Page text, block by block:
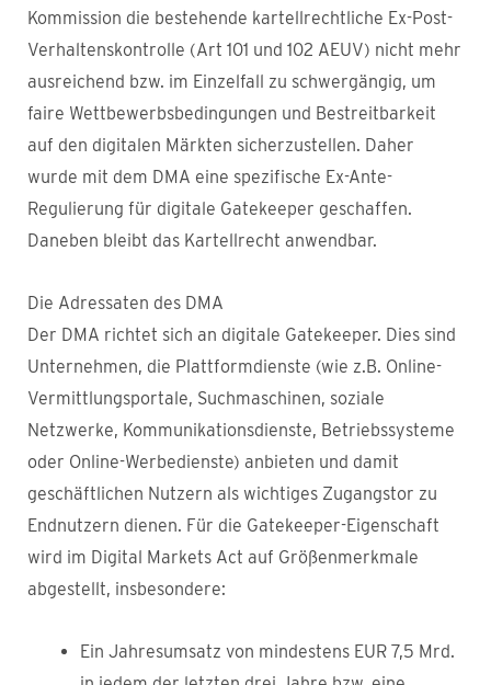
Kommission die bestehende kartellrechtliche Ex-Post-
Verhaltenskontrolle (Art 101 und 102 AEUV) nicht mehr
ausreichend bzw. im Einzelfall zu schwergängig, um
faire Wettbewerbsbedingungen und Bestreitbarkeit
auf den digitalen Märkten sicherzustellen. Daher
wurde mit dem DMA eine spezifische Ex-Ante-
Regulierung für digitale Gatekeeper geschaffen.
Daneben bleibt das Kartellrecht anwendbar.
Die Adressaten des DMA
Der DMA richtet sich an digitale Gatekeeper. Dies sind
Unternehmen, die Plattformdienste (wie z.B. Online-
Vermittlungsportale, Suchmaschinen, soziale
Netzwerke, Kommunikationsdienste, Betriebssysteme
oder Online-Werbedienste) anbieten und damit
geschäftlichen Nutzern als wichtiges Zugangstor zu
Endnutzern dienen. Für die Gatekeeper-Eigenschaft
wird im Digital Markets Act auf Größenmerkmale
abgestellt, insbesondere:
Ein Jahresumsatz von mindestens EUR 7,5 Mrd.